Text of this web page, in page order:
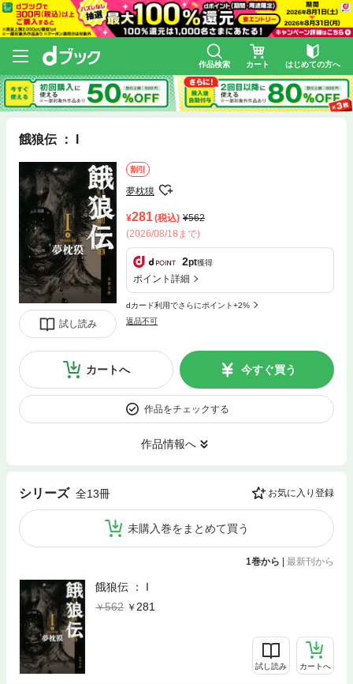
作品検索 カート はじめての方へ
餓狼伝 ： I
試し読み
割引
夢枕獏
281(税込)
562
(2026/08/18まで)
2pt獲得
ポイント詳細
dカード利用でさらにポイント+2%
返品不可
カートへ 今すぐ買う
作品をチェックする
作品情報へ
シリーズ 全13冊 お気に入り登録
未購入巻をまとめて買う
1巻から | 最新刊から
餓狼伝 ： I
562
281
試し読み カートへ